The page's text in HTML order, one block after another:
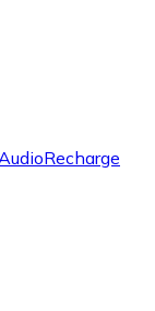
Recharge